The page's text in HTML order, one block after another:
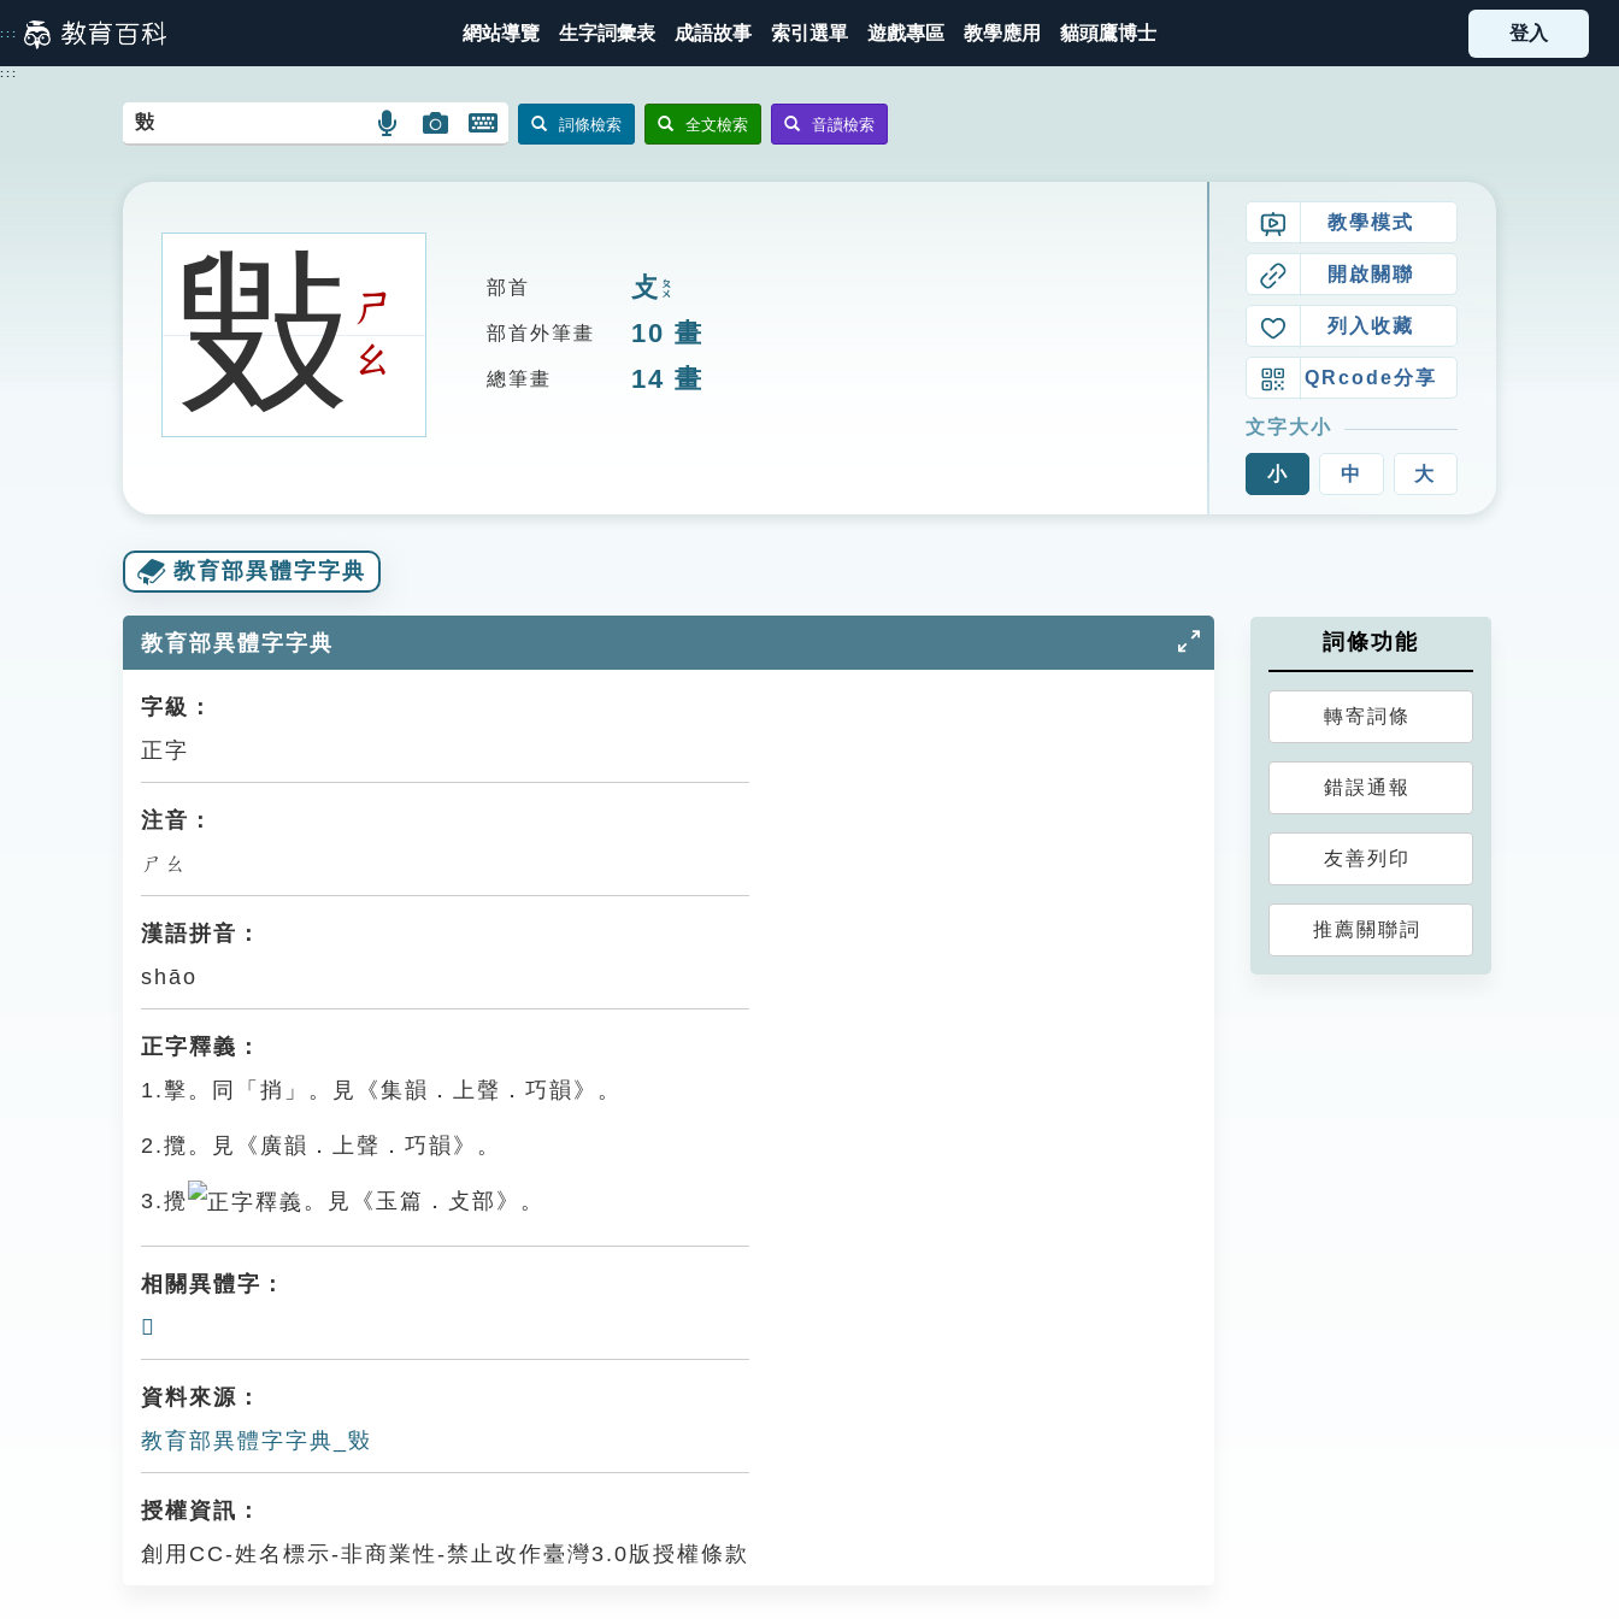
到
主
::: 網站導覽 生字詞彙表 成語故事 索引選單 遊戲專區 教學應用 貓頭鷹博士 登入
:::
語
搜
圖
圖
搜
開
鍵
詞條檢索 全文檢索 音讀檢索
㪢ㄕ
ㄠ
部首 攴 ㄆㄨ
部首外筆畫 10 畫
總筆畫 14 畫
教學模式
開啟關聯
列入收藏
QRcode分享
文字大小
小 中 大
教育部異體字字典
教育部異體字字典
字級：
正字
注音：
ㄕㄠ
漢語拼音：
shāo
正字釋義：
1.擊。同「捎」。見《集韻．上聲．巧韻》。
2.攬。見《廣韻．上聲．巧韻》。
3.攪 。見《玉篇．攴部》。
相關異體字：
𢾐
資料來源：
教育部異體字字典_㪢
授權資訊：
創用CC-姓名標示-非商業性-禁止改作臺灣3.0版授權條款
詞條功能
轉寄詞條
錯誤通報
友善列印
推薦關聯詞